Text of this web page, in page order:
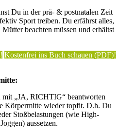
Du in der prä- & postnatalen Zeit
Sport treiben. Du erfährst alles,
beachten müssen und erhältst
Kostenfrei ins Buch schauen (PDF)!
mit „JA, RICHTIG“ beantworten
Körpermitte wieder topfit. D.h. Du
Stoßbelastungen (wie High-
aussetzen.